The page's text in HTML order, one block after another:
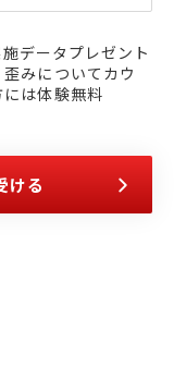
データプレゼント
みについてカウ
は体験無料
ける